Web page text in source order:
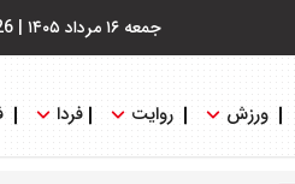
جمعه ۱۶ مرداد ۱۴۰۵ |
ورزش روایت فردا